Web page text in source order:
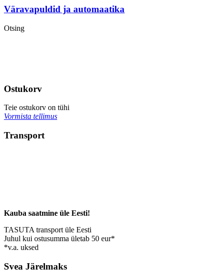
Väravapuldid ja automaatika
Otsing
Ostukorv
Teie ostukorv on tühi
Vormista tellimus
Transport
Kauba saatmine üle Eesti!
TASUTA transport üle Eesti
Juhul kui ostusumma ületab 50 eur*
*v.a. uksed
Svea Järelmaks